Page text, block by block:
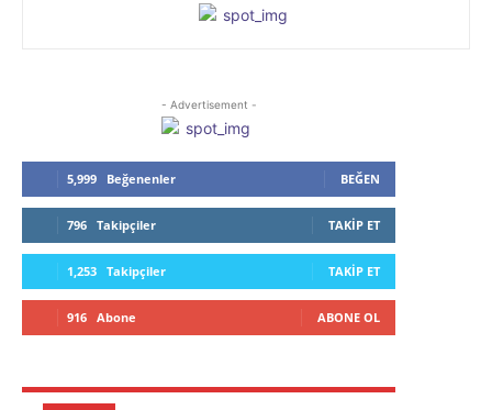
- Advertisement -
5,999 Beğenenler BEĞEN
796 Takipçiler TAKIP ET
1,253 Takipçiler TAKIP ET
916 Abone ABONE OL